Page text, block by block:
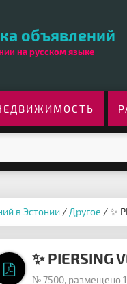
объявлений
на русском языке
в Эстонии / Другое / ✨
✨ PIERSING
№ 7500, размещено